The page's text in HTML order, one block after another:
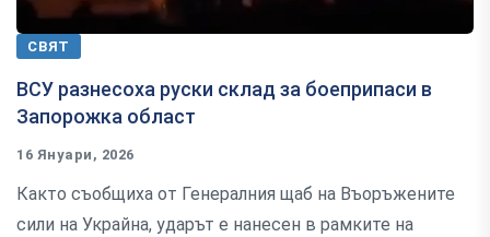
СВЯТ
ВСУ разнесоха руски склад за боеприпаси в
Запорожка област
16 Януари, 2026
Както съобщиха от Генералния щаб на Въоръжените
сили на Украйна, ударът е нанесен в рамките на